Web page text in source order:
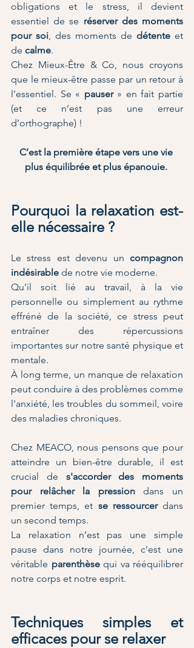
obligations et le stress, il devient
essentiel de se réserver des moments
pour soi, des moments de détente et
de calme.
Chez Mieux-Être & Co, nous croyons
que le mieux-être passe par un retour à
l’essentiel. Se « pauser » en fait partie
(et ce n’est pas une erreur
d’orthographe) !
C’est la première étape vers une vie
plus équilibrée et plus épanouie.
Pourquoi la relaxation est-
elle nécessaire ?
Le stress est devenu un compagnon
indésirable de notre vie moderne.
Qu'il soit lié au travail, à la vie
personnelle ou simplement au rythme
effréné de la société, ce stress peut
entraîner des répercussions
importantes sur notre santé physique et
mentale.
À long terme, un manque de relaxation
peut conduire à des problèmes comme
l'anxiété, les troubles du sommeil, voire
des maladies chroniques.
Chez MEACO, nous pensons que pour
atteindre un bien-être durable, il est
crucial de s'accorder des moments
pour relâcher la pression dans un
premier temps, et se ressourcer dans
un second temps.
La relaxation n’est pas une simple
pause dans notre journée, c’est une
véritable parenthèse qui va rééquilibrer
notre corps et notre esprit.
Techniques simples et
efficaces pour se relaxer